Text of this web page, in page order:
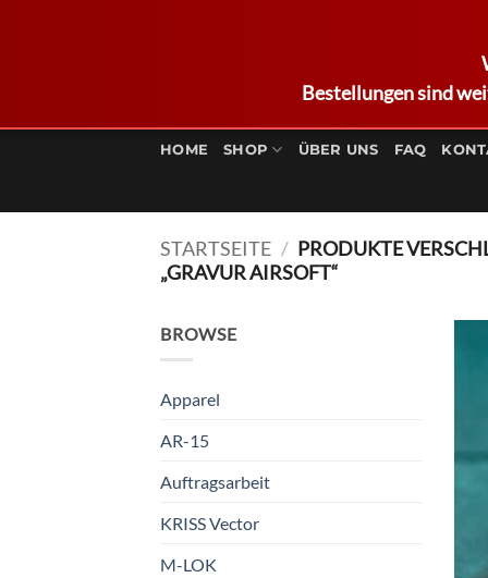
Bestellungen sind
Inhalt
HOME SHOP ÜBER UNS FAQ
STARTSEITE / PRODUKTE
„GRAVUR AIRSOFT“
BROWSE
Apparel
AR-15
Auftragsarbeit
KRISS Vector
M-LOK